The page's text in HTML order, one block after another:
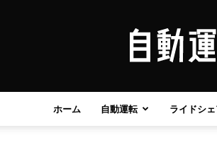
ホーム 自動運転 ライドシ